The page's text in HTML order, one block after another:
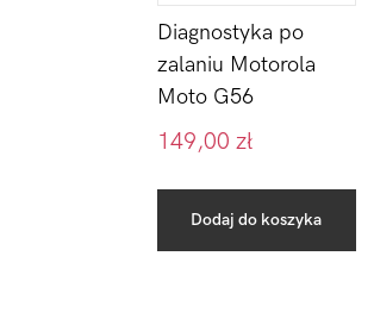
Diagnostyka po
zalaniu Motorola
Moto G56
149,00 zł
Dodaj do koszyka